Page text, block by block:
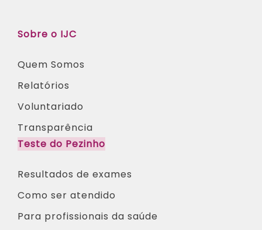
Sobre o IJC
Quem Somos
Relatórios
Voluntariado
Transparência
Teste do Pezinho
Resultados de exames
Como ser atendido
Para profissionais da saúde​